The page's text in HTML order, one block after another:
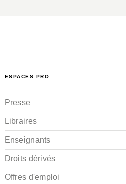
ESPACES PRO
Presse
Libraires
Enseignants
Droits dérivés
Offres d'emploi